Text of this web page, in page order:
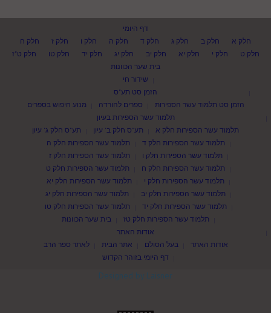
דף היומי
חלק א
חלק ב חלק ג חלק ד חלק ה חלק ו חלק ז
חלק ח
חלק ט
חלק י חלק יא חלק יב חלק יג חלק יד חלק טו
חלק ט"ז
בית שער הכוונות
שידור חי
הזמן סט תע"ס
הזמן סט תלמוד עשר הספירות
ספרים להורדה
מנוע חיפוש בספרים
תלמוד עשר הספירות בעיון
תלמוד עשר הספירות חלק א
תע"ס חלק ב' עיון
תע"ס חלק ג' עיון
תלמוד עשר הספירות חלק ד
תלמוד עשר הספירות חלק ה
תלמוד עשר הספירות חלק ו
תלמוד עשר הספירות חלק ז
תלמוד עשר הספירות חלק ח
תלמוד עשר הספירות חלק ט
תלמוד עשר הספירות חלק י
תלמוד עשר הספירות חלק יא
תלמוד עשר הספירות חלק יב
תלמוד עשר הספירות חלק יג
תלמוד עשר הספירות חלק יד
תלמוד עשר הספירות חלק טו
תלמוד עשר הספירות חלק טז
בית שער הכוונות
אודות האתר
אודות האתר
בעל הסולם אתר הבית
לאתר ספר הרב
דף היומי בזוהר הקדוש
Designed by Laisner